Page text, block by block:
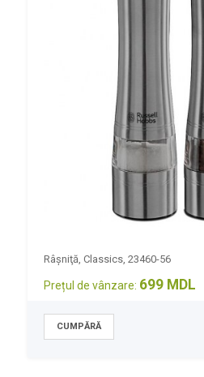
Râşniţă, Classics, 23460-56
Prețul de vânzare: 699 MDL